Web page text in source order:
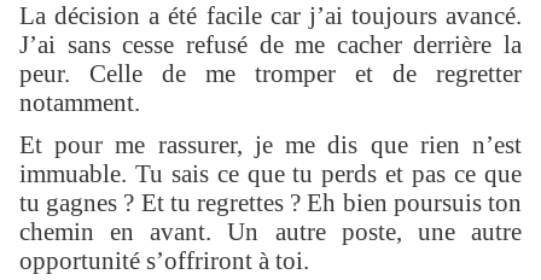
La décision a été facile car j’ai toujours avancé.
J’ai sans cesse refusé de me cacher derrière la
peur. Celle de me tromper et de regretter
notamment.
Et pour me rassurer, je me dis que rien n’est
immuable. Tu sais ce que tu perds et pas ce que
tu gagnes ? Et tu regrettes ? Eh bien poursuis ton
chemin en avant. Un autre poste, une autre
opportunité s’offriront à toi.